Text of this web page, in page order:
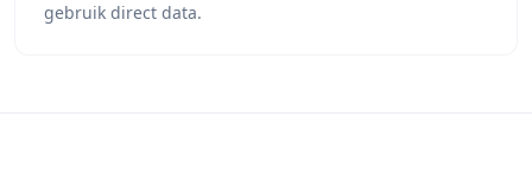
gebruik direct data.